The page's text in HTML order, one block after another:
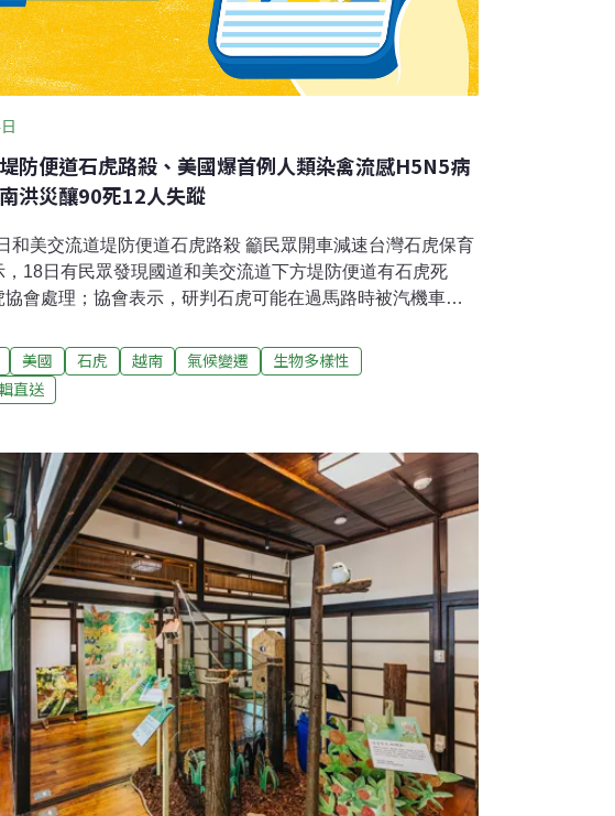
防便道石虎路殺、美國爆首例人類染禽流感H5N5病
洪災釀90死12人失蹤
和美交流道堤防便道石虎路殺 籲民眾開車減速台灣石虎保育
，18日有民眾發現國道和美交流道下方堤防便道有石虎死
會處理；協會表示，研判石虎可能在過馬路時被汽機車輾
廢棄物非法棄置熱區 地方盼中央訂專法加強跨縣市管理彰
去為非法棄置土石方與事業廢棄物的重災區，縣府環保局
至2024年間裁處案件量分別為73件、55件、52件與57
僅靠自治條例難以有效遏阻，向中央建議訂定專法，建立全
管理機制。（聯合新聞網報導）
美國 石虎 越南 氣候變遷
生物多樣性
直送